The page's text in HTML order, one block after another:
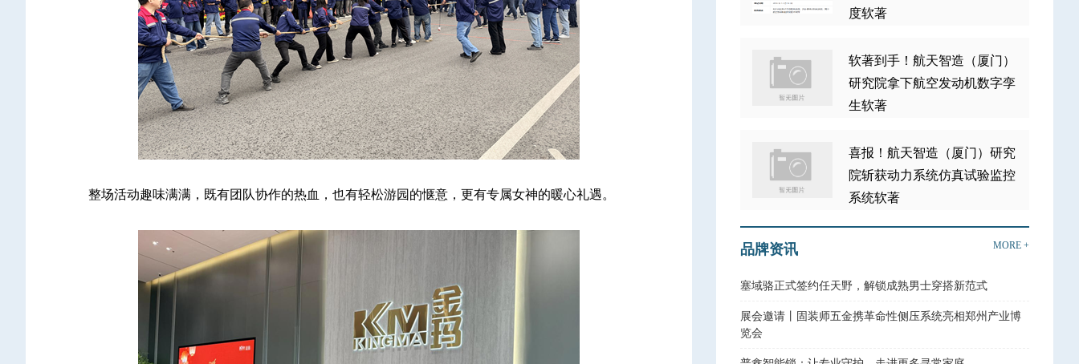
整场活动趣味满满，既有团队协作的热血，也有轻松游园的惬意，更有专属女神的暖心礼遇。
度软著
软著到手！航天智造（厦门）
研究院拿下航空发动机数字孪
生软著
喜报！航天智造（厦门）研究
院斩获动力系统仿真试验监控
系统软著
品牌资讯 MORE +
塞域骆正式签约任天野，解锁成熟男士穿搭新范式
展会邀请丨固装师五金携革命性侧压系统亮相郑州产业博
览会